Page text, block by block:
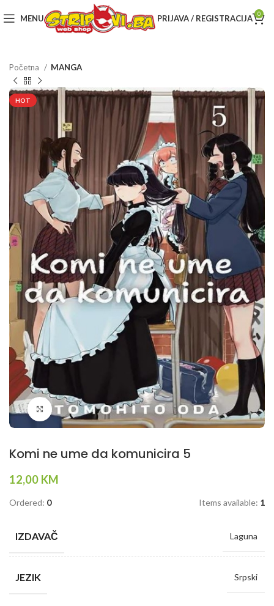
MENU PRIJAVA / REGISTRACIJA 0
Početna MANGA
HOT
Klikni da povečaš
Komi ne ume da komunicira 5
12,00 KM
Ordered: 0 Items available: 1
IZDAVAČ Laguna
JEZIK Srpski